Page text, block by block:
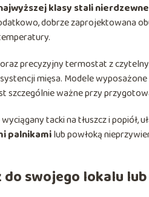
klasy stali
dobrze zaprojektowana
precyzyjny termostat z
mięsa. Modele
szczególnie ważne przy
tacki na tłuszcz i
palnikamilub powłoką
swojego lokalu